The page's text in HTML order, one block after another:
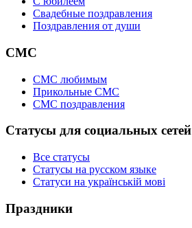
Свадебные поздравления
Поздравления от души
СМС
СМС любимым
Прикольные СМС
СМС поздравления
Статусы для социальных сетей
Все статусы
Статусы на русском языке
Статуси на українській мові
Праздники